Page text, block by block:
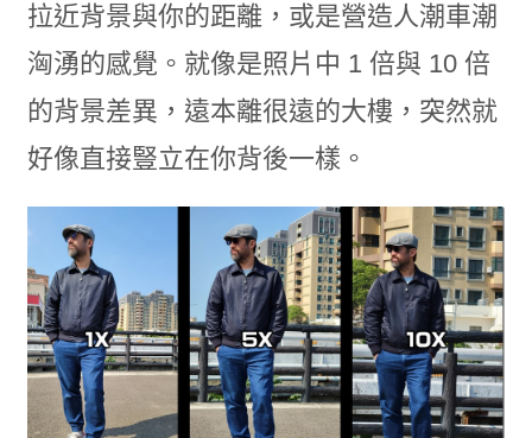
拉近背景與你的距離，或是營造人潮車潮
洶湧的感覺。就像是照片中 1 倍與 10 倍
的背景差異，遠本離很遠的大樓，突然就
好像直接豎立在你背後一樣。